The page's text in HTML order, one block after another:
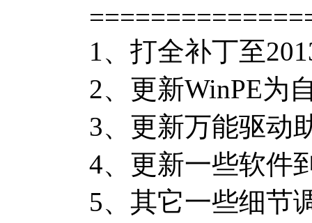
1、打全补丁至
2、更新WinPE为
3、更新万能驱动
4、更新一些软件
5、其它一些细节